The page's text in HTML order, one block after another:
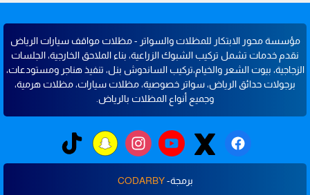
مؤسسة محور الابتكار للمظلات والسواتر - مظلات مواقف سيارات الرياض
نقدم خدمات تشمل تركيب الشبوك الزراعية، بناء الملاحق الخارجية، الجلسات
الزجاجية، بيوت الشعر والخيام،تركيب الساندوش بنل، تنفيذ هناجر ومستودعات،
برجولات حدائق الرياض، سواتر خصوصية، مظلات سيارات، مظلات هرمية،
وجميع أنواع المظلات بالرياض.
برمجة-CODARBY